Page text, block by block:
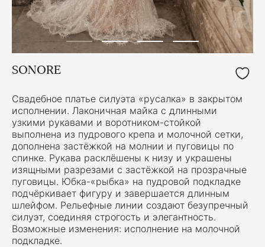
SONORE
Свадебное платье силуэта «русалка» в закрытом
исполнении. Лаконичная майка с длинными
узкими рукавами и воротником-стойкой
выполнена из пудрового крепа и молочной сетки,
дополнена застёжкой на молнии и пуговицы по
спинке. Рукава расклёшены к низу и украшены
изящными разрезами с застёжкой на прозрачные
пуговицы. Юбка-«рыбка» на пудровой подкладке
подчёркивает фигуру и завершается длинным
шлейфом. Рельефные линии создают безупречный
силуэт, соединяя строгость и элегантность.
Возможные изменения: исполнение на молочной
подкладке.